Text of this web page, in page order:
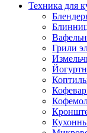
Техника для
Грили